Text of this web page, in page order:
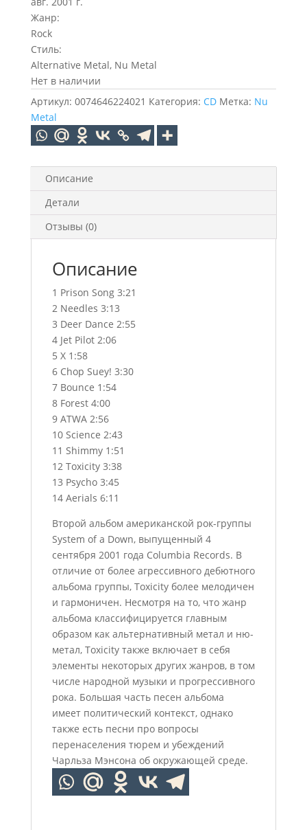
Жанр:
Rock
Стиль:
Alternative Metal, Nu Metal
Нет в наличии
Артикул: 0074646224021 Категория: CD Метка: Nu
Metal
Описание
Детали
Отзывы (0)
Описание
1 Prison Song 3:21
2 Needles 3:13
3 Deer Dance 2:55
4 Jet Pilot 2:06
5 X 1:58
6 Chop Suey! 3:30
7 Bounce 1:54
8 Forest 4:00
9 ATWA 2:56
10 Science 2:43
11 Shimmy 1:51
12 Toxicity 3:38
13 Psycho 3:45
14 Aerials 6:11
Второй альбом американской рок-группы
System of a Down, выпущенный 4
сентября 2001 года Columbia Records. В
отличие от более агрессивного дебютного
альбома группы, Toxicity более мелодичен
и гармоничен. Несмотря на то, что жанр
альбома классифицируется главным
образом как альтернативный метал и ню-
метал, Toxicity также включает в себя
элементы некоторых других жанров, в том
числе народной музыки и прогрессивного
рока. Большая часть песен альбома
имеет политический контекст, однако
также есть песни про вопросы
перенаселения тюрем и убеждений
Чарльза Мэнсона об окружающей среде.